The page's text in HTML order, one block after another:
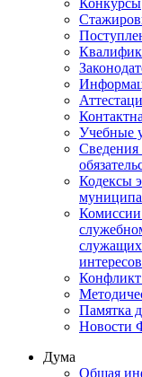
Учебные
Сведения
Кодексы
Памятка
Новости
Дума
Общая